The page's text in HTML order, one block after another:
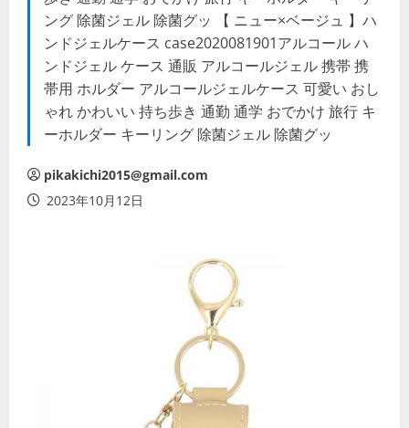
ング 除菌ジェル 除菌グッ 【 ニュー×ベージュ 】ハ
ンドジェルケース case2020081901アルコール ハ
ンドジェル ケース 通販 アルコールジェル 携帯 携
帯用 ホルダー アルコールジェルケース 可愛い おし
ゃれ かわいい 持ち歩き 通勤 通学 おでかけ 旅行 キ
ーホルダー キーリング 除菌ジェル 除菌グッ
pikakichi2015@gmail.com
2023年10月12日